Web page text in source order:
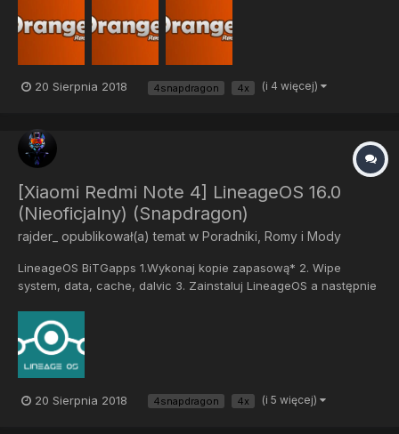
snapdragon-roms-kerne...
20 Sierpnia 2018 4snapdragon 4x (i 4 więcej)
[Xiaomi Redmi Note 4] LineageOS 16.0
(Nieoficjalny) (Snapdragon)
rajder_ opublikował(a) temat w Poradniki, Romy i Mody
LineageOS BiTGapps 1.Wykonaj kopie zapasową* 2. Wipe
system, data, cache, dalvic 3. Zainstaluj LineageOS a następnie
tracisz pliki bezpowrotnie) XDA: https://forum.xda-d...
20 Sierpnia 2018 4snapdragon 4x (i 5 więcej)